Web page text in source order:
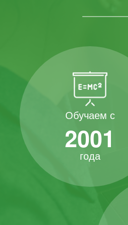
Обучаем с
2001
года